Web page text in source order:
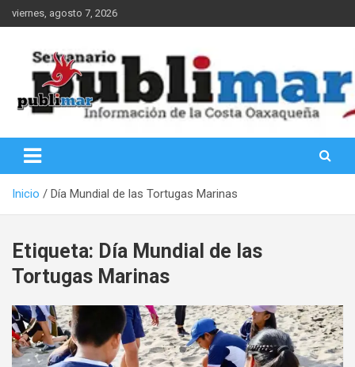
Saltar
al
viernes, agosto 7, 2026
PubliMar
Inicio Día Mundial de las Tortugas Marinas
Etiqueta: Día Mundial de las
Tortugas Marinas